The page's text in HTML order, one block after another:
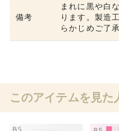
備考
まれに黒や白
ります。製造
らかじめご了
このアイテムを見